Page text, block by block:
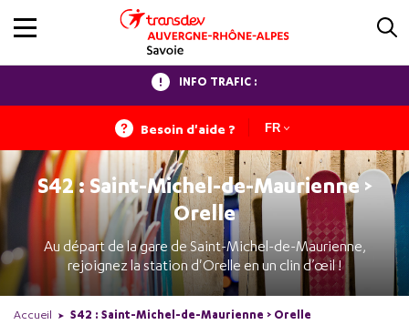
INFO TRAFIC :
Besoin d'aide ? FR
S42 : Saint-Michel-de-Maurienne >
Orelle
Au départ de la gare de Saint-Michel-de-Maurienne,
rejoignez la station d'Orelle en un clin d’œil !
Accueil S42 : Saint-Michel-de-Maurienne > Orelle